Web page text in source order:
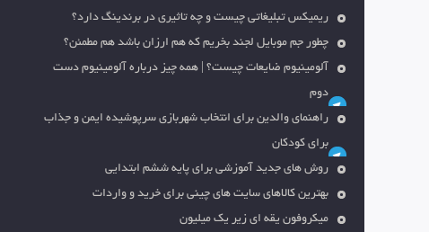
ریمیکس تبلیغاتی چیست و چه تاثیری در برندینگ دارد؟
چطور جم موبایل لجند بخریم که هم ارزان باشد هم مطمئن؟
آلومینیوم ضایعات چیست؟ | همه چیز درباره آلومینیوم دست
دوم
راهنمای والدین برای انتخاب شهربازی سرپوشیده ایمن و جذاب
برای کودکان
روش های جدید آموزشی برای پایه ششم ابتدایی
بهترین کالاهای سایت های چینی برای خرید و واردات
میکروفون یقه ای زیر یک میلیون